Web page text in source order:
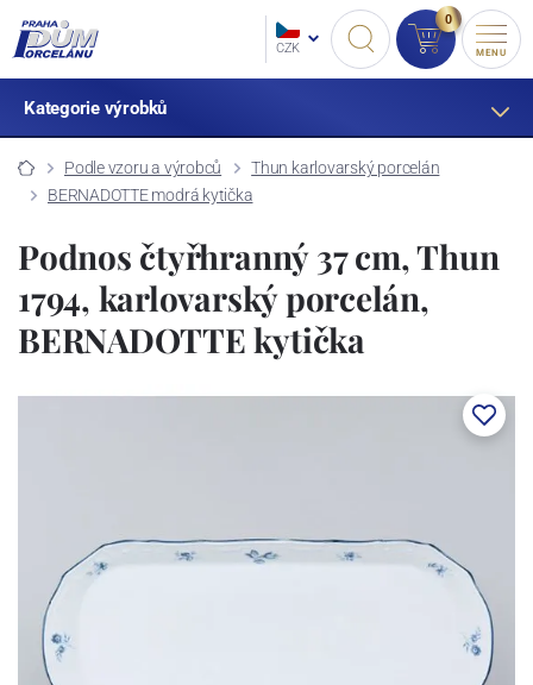
CZK
0
MENU
Kategorie výrobků
Podle vzoru a výrobců
Thun karlovarský porcelán
BERNADOTTE modrá kytička
Podnos čtyřhranný 37 cm, Thun
1794, karlovarský porcelán,
BERNADOTTE kytička